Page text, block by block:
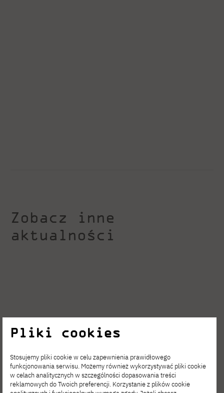
Zobacz inne
aktualności
Pliki cookies
Stosujemy pliki cookie w celu zapewnienia prawidłowego
funkcjonowania serwisu. Możemy również wykorzystywać pliki cookie
w celach analitycznych w szczególności dopasowania treści
reklamowych do Twoich preferencji. Korzystanie z plików cookie